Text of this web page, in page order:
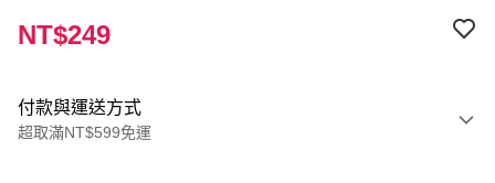
NT$249
付款與運送方式
超取滿NT$599免運